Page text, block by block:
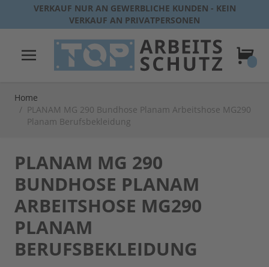
Direkt zum Inhalt
VERKAUF NUR AN GEWERBLICHE KUNDEN - KEIN
VERKAUF AN PRIVATPERSONEN
Home
/ PLANAM MG 290 Bundhose Planam Arbeitshose MG290
Planam Berufsbekleidung
PLANAM MG 290
BUNDHOSE PLANAM
ARBEITSHOSE MG290
PLANAM
BERUFSBEKLEIDUNG